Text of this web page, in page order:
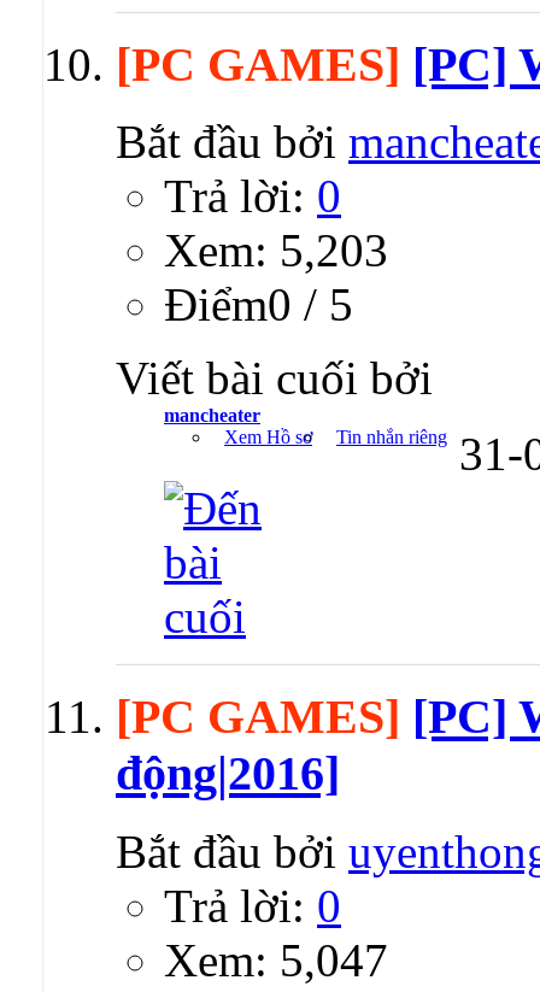
[PC GAMES] [PC]
Bắt đầu bởi
Trả lời: 0
Xem: 5,203
Ðiểm0 / 5
Viết bài cuối bởi
mancheater
Xem Hồ sơ
Tin nhắn riêng 31-
[PC GAMES] [PC]
động|2016]
Bắt đầu bởi
Trả lời: 0
Xem: 5,047